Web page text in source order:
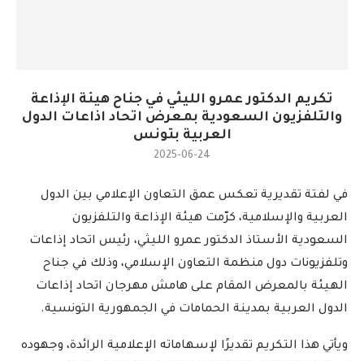
تكريم الدكتور عمرو الليثي في جناح هيئة الإذاعة
والتلفزيون السعودية بمعرض اتحاد اذاعات الدول
العربية بتونس
2025-06-24
في لفتة تقديرية تعكس عمق التعاون الإعلامي بين الدول
العربية والإسلامية، كرّمت هيئة الإذاعة والتلفزيون
السعودية الأستاذ الدكتور عمرو الليثي، رئيس اتحاد إذاعات
وتلفزيونات دول منظمة التعاون الإسلامي، وذلك في جناح
الهيئة بالمعرض المقام على هامش مهرجان اتحاد إذاعات
الدول العربية بمدينة الحمامات في الجمهورية التونسية.
ويأتي هذا التكريم تقديرًا لإسهاماته الإعلامية الرائدة، وجهوده